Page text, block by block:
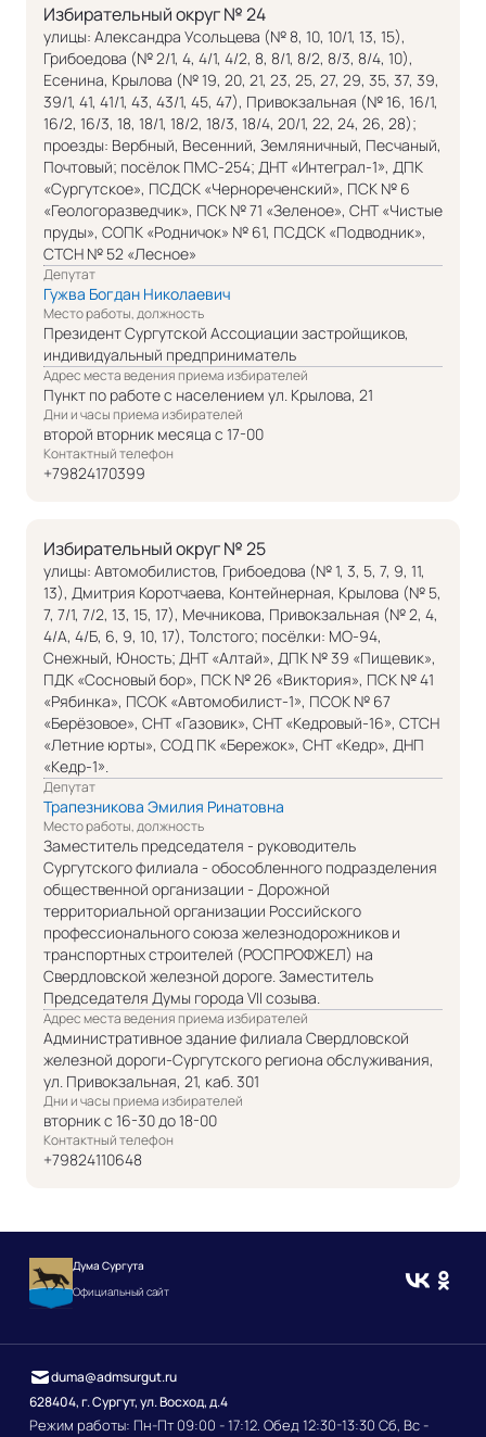
Избирательный округ № 24
улицы: Александра Усольцева (№ 8, 10, 10/1, 13, 15),
Грибоедова (№ 2/1, 4, 4/1, 4/2, 8, 8/1, 8/2, 8/3, 8/4, 10),
Есенина, Крылова (№ 19, 20, 21, 23, 25, 27, 29, 35, 37, 39,
39/1, 41, 41/1, 43, 43/1, 45, 47), Привокзальная (№ 16, 16/1,
16/2, 16/3, 18, 18/1, 18/2, 18/3, 18/4, 20/1, 22, 24, 26, 28);
проезды: Вербный, Весенний, Земляничный, Песчаный,
Почтовый; посёлок ПМС-254; ДНТ «Интеграл-1», ДПК
«Сургутское», ПСДСК «Чернореченский», ПСК № 6
«Геологоразведчик», ПСК № 71 «Зеленое», СНТ «Чистые
пруды», СОПК «Родничок» № 61, ПСДСК «Подводник»,
СТСН № 52 «Лесное»
Депутат
Гужва Богдан Николаевич
Место работы, должность
Президент Сургутской Ассоциации застройщиков,
индивидуальный предприниматель
Адрес места ведения приема избирателей
Пункт по работе с населением ул. Крылова, 21
Дни и часы приема избирателей
второй вторник месяца с 17-00
Контактный телефон
+79824170399
Избирательный округ № 25
улицы: Автомобилистов, Грибоедова (№ 1, 3, 5, 7, 9, 11,
13), Дмитрия Коротчаева, Контейнерная, Крылова (№ 5,
7, 7/1, 7/2, 13, 15, 17), Мечникова, Привокзальная (№ 2, 4,
4/А, 4/Б, 6, 9, 10, 17), Толстого; посёлки: МО-94,
Снежный, Юность; ДНТ «Алтай», ДПК № 39 «Пищевик»,
ПДК «Сосновый бор», ПСК № 26 «Виктория», ПСК № 41
«Рябинка», ПСОК «Автомобилист-1», ПСОК № 67
«Берёзовое», СНТ «Газовик», СНТ «Кедровый-16», СТСН
«Летние юрты», СОД ПК «Бережок», СНТ «Кедр», ДНП
«Кедр-1».
Депутат
Трапезникова Эмилия Ринатовна
Место работы, должность
Заместитель председателя - руководитель
Сургутского филиала - обособленного подразделения
общественной организации - Дорожной
территориальной организации Российского
профессионального союза железнодорожников и
транспортных строителей (РОСПРОФЖЕЛ) на
Свердловской железной дороге. Заместитель
Председателя Думы города VII созыва.
Адрес места ведения приема избирателей
Административное здание филиала Свердловской
железной дороги-Сургутского региона обслуживания,
ул. Привокзальная, 21, каб. 301
Дни и часы приема избирателей
вторник с 16-30 до 18-00
Контактный телефон
+79824110648
Дума Сургута
Официальный сайт
628404, г. Сургут, ул. Восход, д.4
Режим работы: Пн-Пт 09:00 - 17:12. Обед 12:30-13:30 Сб, Вс -
duma@admsurgut.ru